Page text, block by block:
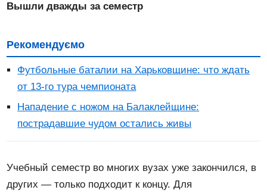
Вышли дважды за семестр
Рекомендуємо
Футбольные баталии на Харьковщине: что ждать
от 13-го тура чемпионата
Нападение с ножом на Балаклейщине:
пострадавшие чудом остались живы
Учебный семестр во многих вузах уже закончился, в
других — только подходит к концу. Для